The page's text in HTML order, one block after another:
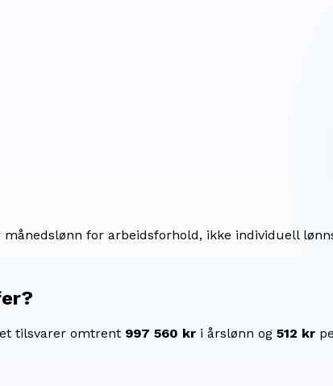
månedslønn for arbeidsforhold, ikke individuell
?
tilsvarer omtrent 997 560 kr i årslønn og 512 kr